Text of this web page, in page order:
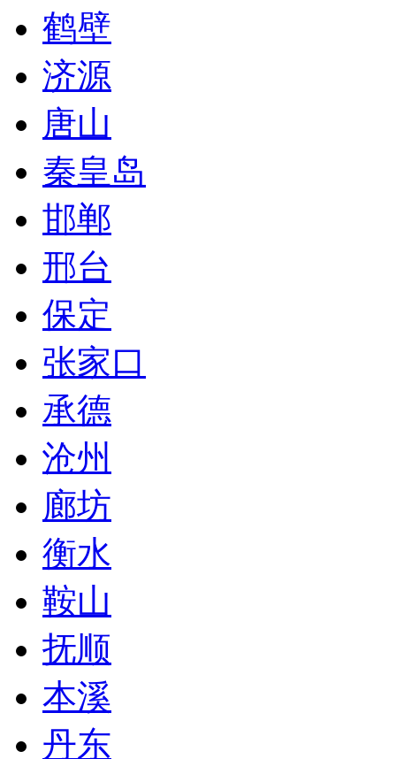
鹤壁
济源
唐山
秦皇岛
邯郸
邢台
保定
张家口
承德
沧州
廊坊
衡水
鞍山
抚顺
本溪
丹东